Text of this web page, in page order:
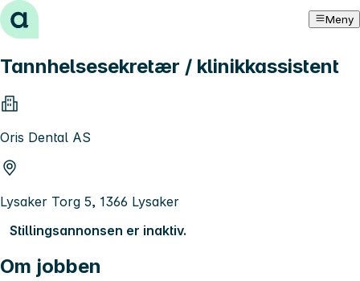
Hopp til innhold Meny
Tannhelsesekretær / klinikkassistent
Oris Dental AS
Lysaker Torg 5, 1366 Lysaker
Stillingsannonsen er inaktiv.
Om jobben